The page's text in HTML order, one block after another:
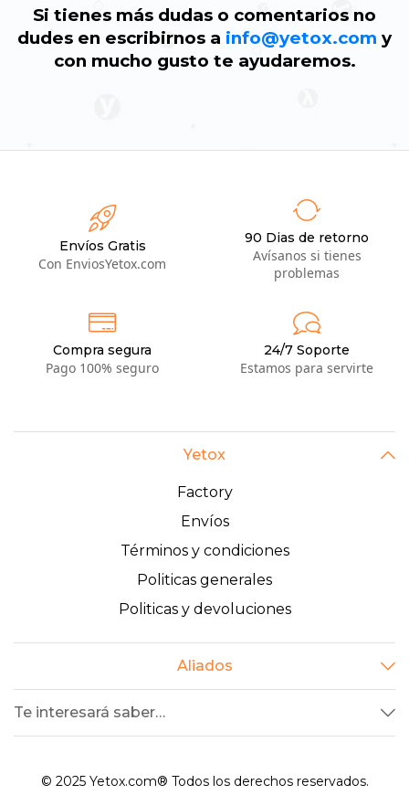
Si tienes más dudas o comentarios no
dudes en escribirnos a info@yetox.com y
con mucho gusto te ayudaremos.
Envíos Gratis
Con EnviosYetox.com
90 Dias de retorno
Avísanos si tienes
problemas
Compra segura
Pago 100% seguro
24/7 Soporte
Estamos para servirte
Yetox
Factory
Envíos
Términos y condiciones
Politicas generales
Politicas y devoluciones
Aliados
Te interesará saber…
© 2025 Yetox.com® Todos los derechos reservados.